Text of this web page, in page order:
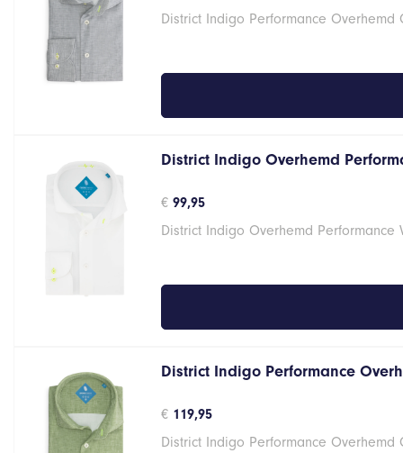
District Indigo Performance Overhemd
District Indigo Overhemd
€ 99,95
District Indigo Overhemd Performance
District Indigo Performance
€ 119,95
District Indigo Performance Overhemd